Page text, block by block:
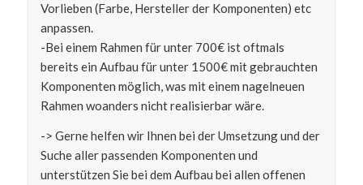
Vorlieben (Farbe, Hersteller der Komponenten) etc
anpassen.
-Bei einem Rahmen für unter 700€ ist oftmals
bereits ein Aufbau für unter 1500€ mit gebrauchten
Komponenten möglich, was mit einem nagelneuen
Rahmen woanders nicht realisierbar wäre.
-> Gerne helfen wir Ihnen bei der Umsetzung und der
Suche aller passenden Komponenten und
unterstützen Sie bei dem Aufbau bei allen offenen